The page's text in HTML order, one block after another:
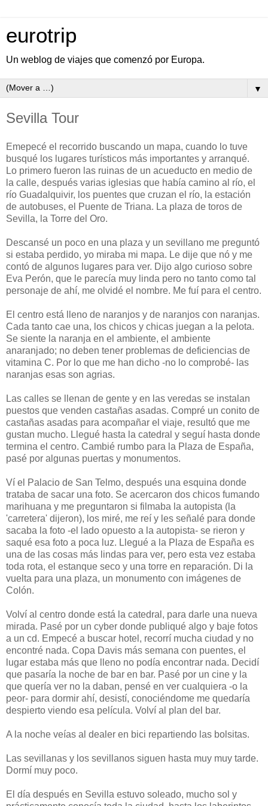
eurotrip
Un weblog de viajes que comenzó por Europa.
▼
Sevilla Tour
Emepecé el recorrido buscando un mapa, cuando lo tuve
busqué los lugares turísticos más importantes y arranqué.
Lo primero fueron las ruinas de un acueducto en medio de
la calle, después varias iglesias que había camino al río, el
río Guadalquivir, los puentes que cruzan el río, la estación
de autobuses, el Puente de Triana. La plaza de toros de
Sevilla, la Torre del Oro.
Descansé un poco en una plaza y un sevillano me preguntó
si estaba perdido, yo miraba mi mapa. Le dije que nó y me
contó de algunos lugares para ver. Dijo algo curioso sobre
Eva Perón, que le parecía muy linda pero no tanto como tal
personaje de ahí, me olvidé el nombre. Me fuí para el centro.
El centro está lleno de naranjos y de naranjos con naranjas.
Cada tanto cae una, los chicos y chicas juegan a la pelota.
Se siente la naranja en el ambiente, el ambiente
anaranjado; no deben tener problemas de deficiencias de
vitamina C. Por lo que me han dicho -no lo comprobé- las
naranjas esas son agrias.
Las calles se llenan de gente y en las veredas se instalan
puestos que venden castañas asadas. Compré un conito de
castañas asadas para acompañar el viaje, resultó que me
gustan mucho. Llegué hasta la catedral y seguí hasta donde
termina el centro. Cambié rumbo para la Plaza de España,
pasé por algunas puertas y monumentos.
Ví el Palacio de San Telmo, después una esquina donde
trataba de sacar una foto. Se acercaron dos chicos fumando
marihuana y me preguntaron si filmaba la autopista (la
'carretera' dijeron), los miré, me reí y les señalé para donde
sacaba la foto -el lado opuesto a la autopista- se rieron y
saqué esa foto a poca luz. Llegué a la Plaza de España es
una de las cosas más lindas para ver, pero esta vez estaba
toda rota, el estanque seco y una torre en reparación. Di la
vuelta para una plaza, un monumento con imágenes de
Colón.
Volví al centro donde está la catedral, para darle una nueva
mirada. Pasé por un cyber donde publiqué algo y baje fotos
a un cd. Empecé a buscar hotel, recorrí mucha ciudad y no
encontré nada. Copa Davis más semana con puentes, el
lugar estaba más que lleno no podía encontrar nada. Decidí
que pasaría la noche de bar en bar. Pasé por un cine y la
que quería ver no la daban, pensé en ver cualquiera -o la
peor- para dormir ahí, desistí, conociéndome me quedaría
despierto viendo esa película. Volví al plan del bar.
A la noche veías al dealer en bici repartiendo las bolsitas.
Las sevillanas y los sevillanos siguen hasta muy muy tarde.
Dormí muy poco.
El día después en Sevilla estuvo soleado, mucho sol y